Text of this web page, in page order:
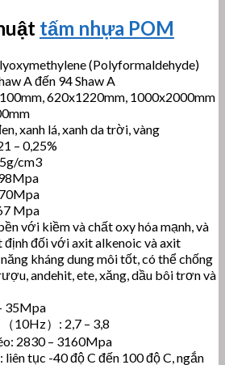
tấm nhựa POM
(Polyformaldehyde)
A đến 94 Shaw A
620x1220mm, 1000x2000mm
xanh lá, xanh da trời, vàng
– 0,25%
cm3
Mpa
với kiềm và chất oxy hóa mạnh, và
định đối với axit alkenoic và axit
kháng dung môi tốt, có thể chống
andehit, ete, xăng, dầu bôi trơn và
35Mpa
10Hz）: 2,7 – 3,8
2830 – 3160Mpa
tục -40 độ C đến 100 độ C, ngắn